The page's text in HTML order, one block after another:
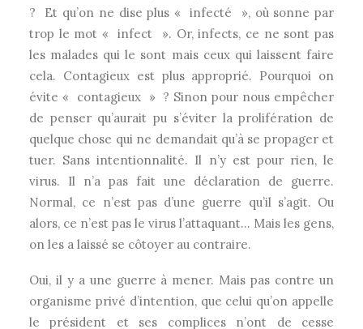
?
Et qu’on ne dise plus « infecté », où sonne par
trop le mot « infect ». Or, infects, ce ne sont pas
les malades qui le sont mais ceux qui laissent faire
cela. Contagieux est plus approprié. Pourquoi on
évite « contagieux » ? Sinon pour nous empêcher
de penser qu’aurait pu s’éviter la prolifération de
quelque chose qui ne demandait qu’à se propager et
tuer. Sans intentionnalité. Il n’y est pour rien, le
virus. Il n’a pas fait une déclaration de guerre.
Normal, ce n’est pas d’une guerre qu’il s’agit. Ou
alors, ce n’est pas le virus l’attaquant… Mais les gens,
on les a laissé se côtoyer au contraire.
Oui, il y a une guerre à mener. Mais pas contre un
organisme privé d’intention, que celui qu’on appelle
le président et ses complices n’ont de cesse